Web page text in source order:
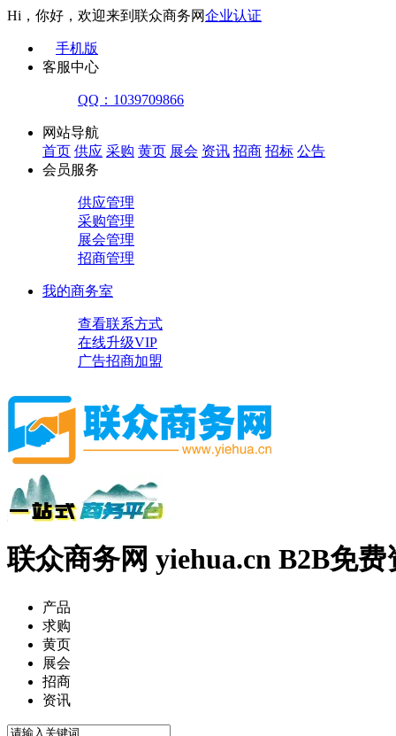
Hi，你好，欢迎来到联众商务网企业认证
手机版
客服中心
QQ：1039709866
网站导航
首页 供应 采购 黄页 展会 资讯 招商 招标 公告
会员服务
供应管理
采购管理
展会管理
招商管理
我的商务室
查看联系方式
在线升级VIP
广告招商加盟
联众商务网 yiehua.cn B2B免
产品
求购
黄页
展会
招商
资讯